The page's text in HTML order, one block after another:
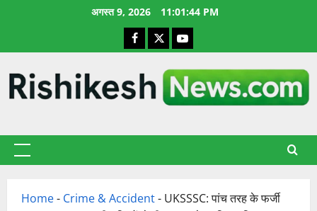
अगस्त 9, 2026 11:01:45 PM
Facebook
X YouTube
प्राथमिक
Home- Crime & Accident- UKSSSC: पांच तरह के फर्जी